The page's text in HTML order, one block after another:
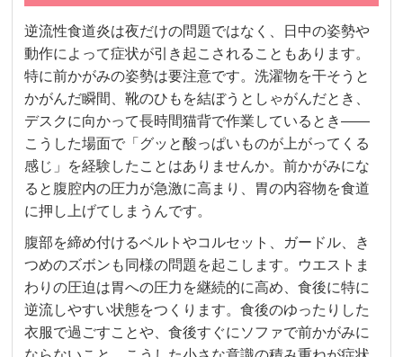
逆流性食道炎は夜だけの問題ではなく、日中の姿勢や
動作によって症状が引き起こされることもあります。
特に前かがみの姿勢は要注意です。洗濯物を干そうと
かがんだ瞬間、靴のひもを結ぼうとしゃがんだとき、
デスクに向かって長時間猫背で作業しているとき——
こうした場面で「グッと酸っぱいものが上がってくる
感じ」を経験したことはありませんか。前かがみにな
ると腹腔内の圧力が急激に高まり、胃の内容物を食道
に押し上げてしまうんです。
腹部を締め付けるベルトやコルセット、ガードル、き
つめのズボンも同様の問題を起こします。ウエストま
わりの圧迫は胃への圧力を継続的に高め、食後に特に
逆流しやすい状態をつくります。食後のゆったりした
衣服で過ごすことや、食後すぐにソファで前かがみに